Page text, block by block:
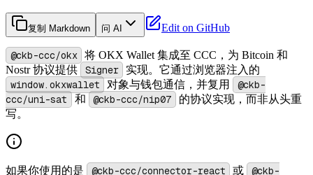
复制 Markdown 问 AI Edit on GitHub
@ckb-ccc/okx
将 OKX Wallet 集成至 CCC，为 Bitcoin 和
Nostr 协议提供
Signer 实现。它通过浏览器注入的
window.okxwallet 对象与钱包通信，并复用
@ckb-
ccc/uni-sat
和 @ckb-ccc/nip07
的协议实现，而非从头重
写。
如果你使用的是 @ckb-ccc/connector-react 或 @ckb-